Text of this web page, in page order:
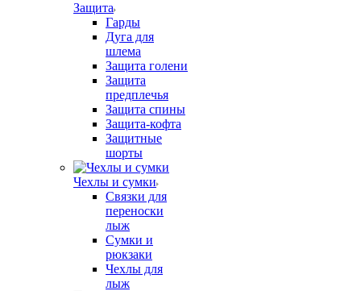
Защита
Гарды
Дуга для
шлема
Защита голени
Защита
предплечья
Защита спины
Защита-кофта
Защитные
шорты
Чехлы и сумки
Связки для
переноски
лыж
Сумки и
рюкзаки
Чехлы для
лыж